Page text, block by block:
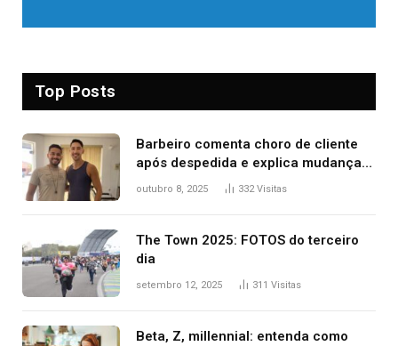
Top Posts
Barbeiro comenta choro de cliente
após despedida e explica mudança
para o TO: ‘Não esperava atingir
outubro 8, 2025 332Visitas
The Town 2025: FOTOS do terceiro
dia
setembro 12, 2025 311 Visitas
Beta, Z, millennial: entenda como